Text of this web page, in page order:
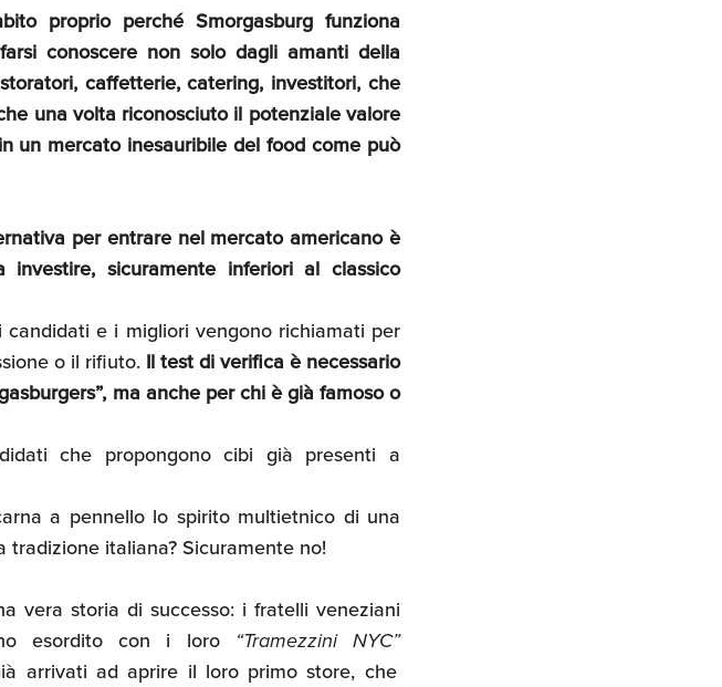
proprio perché Smorgasburg funziona
conoscere non solo dagli amanti della
caffetterie, catering, investitori, che
una volta riconosciuto il potenziale valore
un mercato inesauribile del food come può
per entrare nel mercato americano è
sicuramente inferiori al classico
e i migliori vengono richiamati per
o il rifiuto. Il test di verifica è necessario
ma anche per chi è già famoso o
che propongono cibi già presenti a
a pennello lo spirito multietnico di una
italiana? Sicuramente no!
vera storia di successo: i fratelli veneziani
esordito con i loro “Tramezzini NYC”
arrivati ad aprire il loro primo store, che